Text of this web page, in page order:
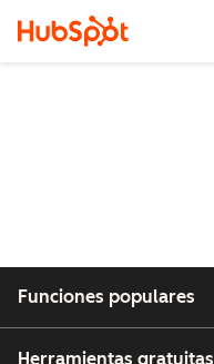
Funciones populares
Herramientas gratuitas